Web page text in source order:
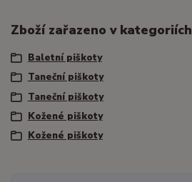
Zboží zařazeno v kategoriích
Baletní piškoty
Taneční piškoty
Taneční piškoty
Kožené piškoty
Kožené piškoty